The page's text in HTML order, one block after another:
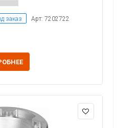
заказ Арт: 7202722